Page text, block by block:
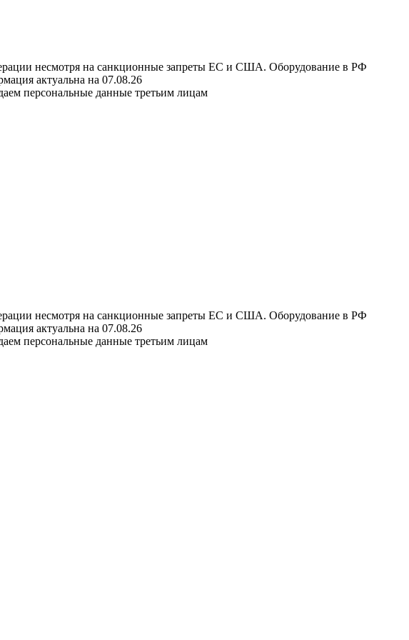
несмотря на санкционные запреты ЕС и США. Оборудование в РФ
актуальна на 07.08.26
персональные данные третьим лицам
несмотря на санкционные запреты ЕС и США. Оборудование в РФ
актуальна на 07.08.26
персональные данные третьим лицам